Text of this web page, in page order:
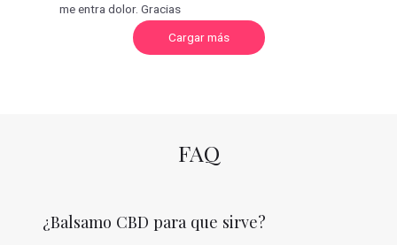
me entra dolor. Gracias
Cargar másC
r
i
o
FAQ
¿Balsamo CBD para que sirve?